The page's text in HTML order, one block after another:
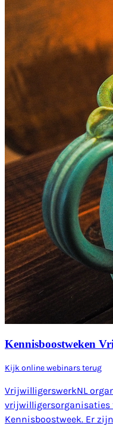
Kennisboostweken
Kijk online webinars terug
VrijwilligerswerkNL
vrijwilligersorganisaties
Kennisboostweek. Er